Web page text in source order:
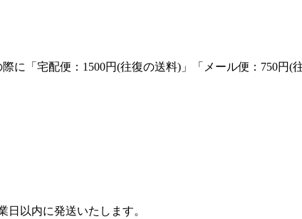
「宅配便：1500円(往復の送料)」「メール便：750円(
以内に発送いたします。